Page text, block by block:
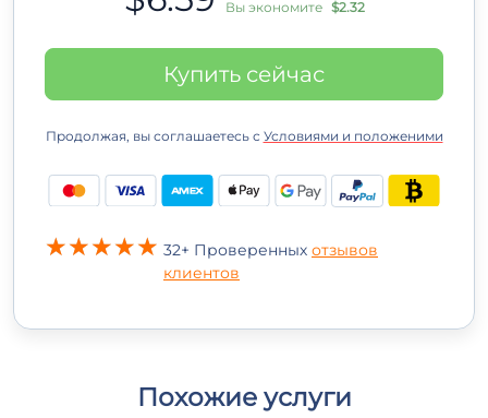
Вы экономите $2.32
Купить сейчас
Продолжая, вы соглашаетесь с Условиями и положеними
32+ Проверенных отзывов
клиентов
Похожие услуги